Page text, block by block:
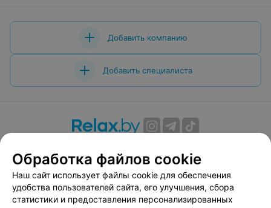
Добавить компанию
Добавить специалиста
Вакансии
Публичный договор
Способы оплаты
Публичный договор по использованию сервиса
«Афиша»
Обработка файлов cookie
Наш сайт использует файлы cookie для обеспечения
удобства пользователей сайта, его улучшения, сбора
статистики и предоставления персонализированных